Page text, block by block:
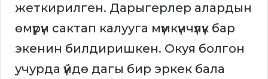
жеткирилген. Дарыгерлер алардын
өмүрүн сактап калууга мүмкүнчүлүк бар
экенин билдиришкен. Окуя болгон
учурда үйдө дагы бир эркек бала